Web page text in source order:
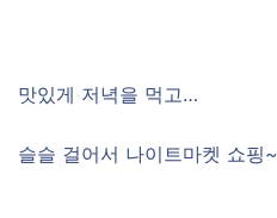
맛있게 저녁을 먹고…
슬슬 걸어서 나이트마켓 쇼핑~